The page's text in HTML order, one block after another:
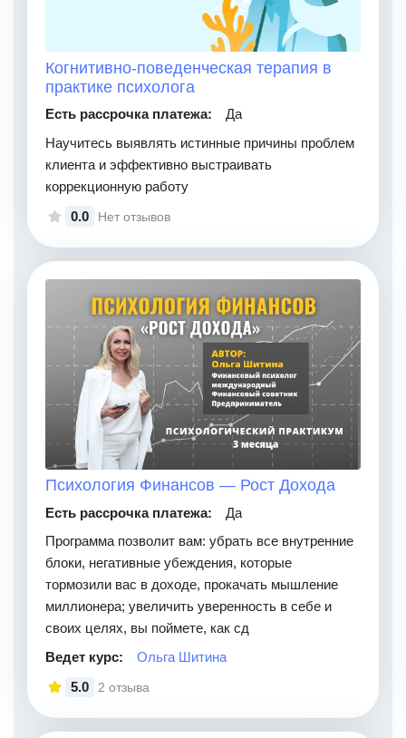
Когнитивно-поведенческая терапия в
практике психолога
Есть рассрочка платежа:
Да
Научитесь выявлять истинные причины проблем
клиента и эффективно выстраивать
коррекционную работу
0.0
Нет отзывов
Психология Финансов — Рост Дохода
Есть рассрочка платежа:
Да
Программа позволит вам: убрать все внутренние
блоки, негативные убеждения, которые
тормозили вас в доходе, прокачать мышление
миллионера; увеличить уверенность в себе и
своих целях, вы поймете, как сд
Ведет курс:
Ольга Шитина
5.0
2 отзыва